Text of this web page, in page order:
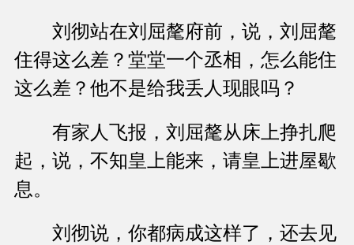
刘彻站在刘屈氂府前，说，刘屈氂
住得这么差？堂堂一个丞相，怎么能住
这么差？他不是给我丢人现眼吗？
有家人飞报，刘屈氂从床上挣扎爬
起，说，不知皇上能来，请皇上进屋歇
息。
刘彻说，你都病成这样了，还去见